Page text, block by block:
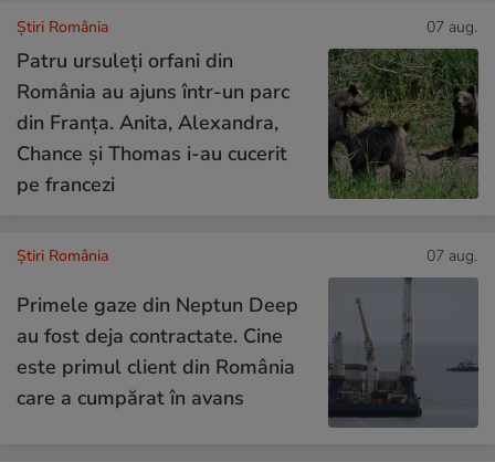
Știri România 07 aug.
Patru ursuleți orfani din
România au ajuns într-un parc
din Franța. Anita, Alexandra,
Chance și Thomas i-au cucerit
pe francezi
Știri România 07 aug.
Primele gaze din Neptun Deep
au fost deja contractate. Cine
este primul client din România
care a cumpărat în avans